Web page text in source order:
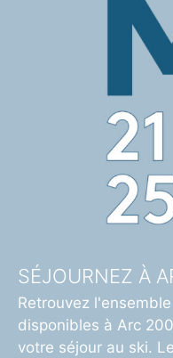
SÉJOURNEZ À
Retrouvez
disponibles à Arc
votre séjour au ski.